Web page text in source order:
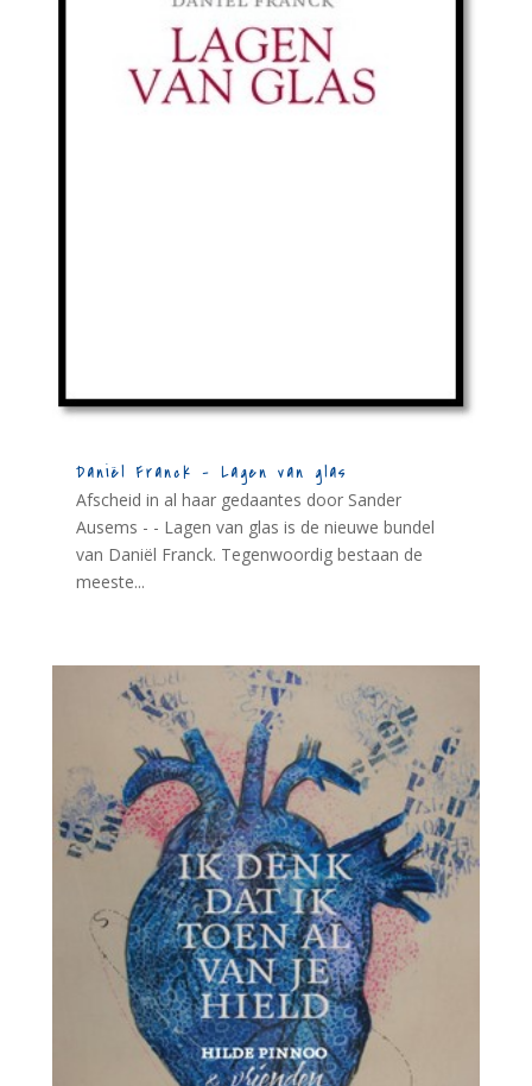
Daniël Franck – Lagen van glas
Afscheid in al haar gedaantes door Sander
Ausems - - Lagen van glas is de nieuwe bundel
van Daniël Franck. Tegenwoordig bestaan de
meeste...